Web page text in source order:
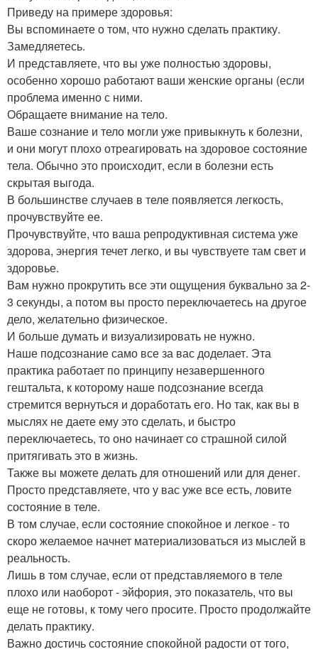
Приведу на примере здоровья:
Вы вспоминаете о том, что нужно сделать практику.
Замедляетесь.
И представляете, что вы уже полностью здоровы,
особенно хорошо работают ваши женские органы (если
проблема именно с ними.
Обращаете внимание на тело.
Ваше сознание и тело могли уже привыкнуть к болезни,
и они могут плохо отреагировать на здоровое состояние
тела. Обычно это происходит, если в болезни есть
скрытая выгода.
В большинстве случаев в теле появляется легкость,
прочувствуйте ее.
Прочувствуйте, что ваша репродуктивная система уже
здорова, энергия течет легко, и вы чувствуете там свет и
здоровье.
Вам нужно прокрутить все эти ощущения буквально за 2-
3 секунды, а потом вы просто переключаетесь на другое
дело, желательно физическое.
И больше думать и визуализировать не нужно.
Наше подсознание само все за вас доделает. Эта
практика работает по принципу незавершенного
гештальта, к которому наше подсознание всегда
стремится вернуться и доработать его. Но так, как вы в
мыслях не даете ему это сделать, и быстро
переключаетесь, то оно начинает со страшной силой
притягивать это в жизнь.
Также вы можете делать для отношений или для денег.
Просто представляете, что у вас уже все есть, ловите
состояние в теле.
В том случае, если состояние спокойное и легкое - то
скоро желаемое начнет материализоваться из мыслей в
реальность.
Лишь в том случае, если от представляемого в теле
плохо или наоборот - эйфория, это показатель, что вы
еще не готовы, к тому чего просите. Просто продолжайте
делать практику.
Важно достичь состояние спокойной радости от того,